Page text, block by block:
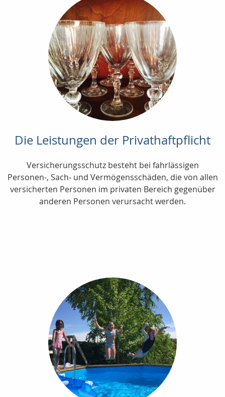
Die Leistungen der Privathaftpflicht
Versicherungsschutz besteht bei fahrlässigen
Personen-, Sach- und Vermögensschäden, die von allen
versicherten Personen im privaten Bereich gegenüber
anderen Personen verursacht werden.